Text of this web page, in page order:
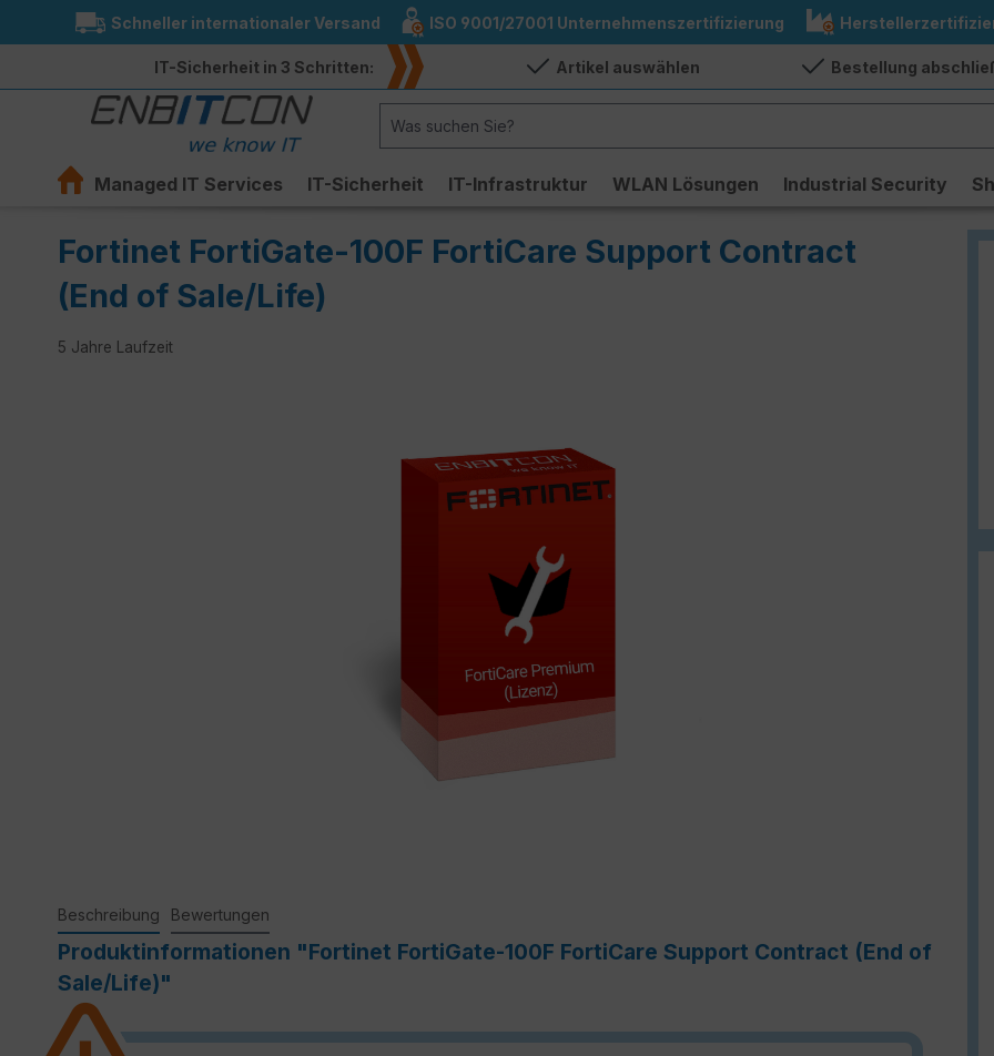
Zur Hauptnavigation springen
Schneller internationaler Versand ISO 9001/27001 Unternehmenszertifizierung
IT-Sicherheit in 3 Schritten: Artikel auswählen Bestellung
Managed IT Services IT-Sicherheit IT-Infrastruktur WLAN Lösungen Industrial Security
Fortinet FortiGate-100F FortiCare Support Contract
(End of Sale/Life)
5 Jahre Laufzeit
Beschreibung Bewertungen
Produktinformationen "Fortinet FortiGate-100F FortiCare Support Contract (End of
Sale/Life)"